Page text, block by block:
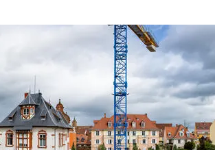
Applications
Soutènement
Marchés
Équipements publics